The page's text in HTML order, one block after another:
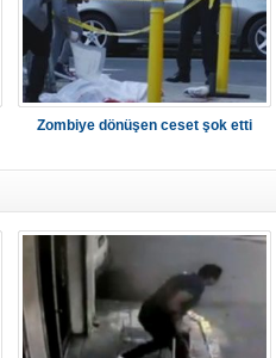
Zombiye dönüşen ceset şok etti